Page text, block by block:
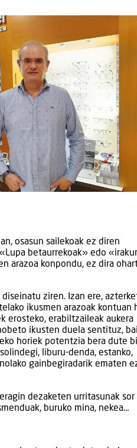
osasun sailekoak ez diren
betaurrekoak» edo
arazoa konpondu, ez dira
ziren. Izan ere,
ikusmen arazoak kontuan
erosteko, erabiltzaileak aukera
ikusten duela sentituz,
horiek potentzia bera dute bi
liburu-denda, estanko,
gainbegiradarik ematen
dezaketen urritasunak sor
buruko mina, nekea…